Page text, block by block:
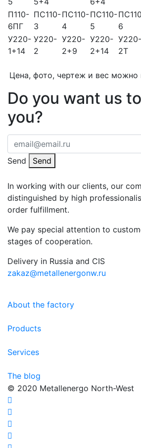
П110-
6ПГ
ПС110-
3
ПС110-
4
ПС110-
5
6
У220-
1+14
У220-
2
У220-
2+9
У220-
2+14
У220-
2Т
Цена, фото, чертеж и вес можно
Do you want us
you?
Send Send
In working with our clients, our
distinguished by high
order fulfillment.
We pay special attention to
stages of cooperation.
Delivery in Russia and CIS
zakaz@metallenergonw.ru
About the factory
Products
Services
The blog
© 2020 Metallenergo North-West